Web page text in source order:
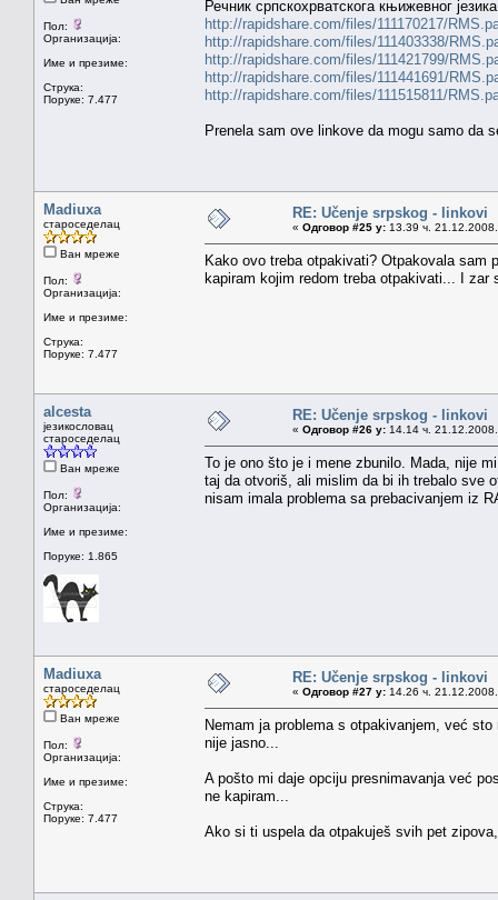
Пол:
Организација:
Име и презиме:
Струка:
Поруке: 7.477
Речник српскохрватскога књижевног
http://rapidshare.com/files/111170217/
http://rapidshare.com/files/111403338/
http://rapidshare.com/files/111421799/
http://rapidshare.com/files/111441691/
http://rapidshare.com/files/111515811/
Prenela sam ove linkove da mogu samo da
Madiuxa
староседелац
Ван мреже
Пол:
Организација:
Име и презиме:
Струка:
Поруке: 7.477
RE: Učenje srpskog - linkovi
« Одговор #25 у: 13.39 ч.
Kako ovo treba otpakivati? Otpakovala sam
kapiram kojim redom treba otpakivati... I zar
alcesta
језикословац
староседелац
Ван мреже
Пол:
Организација:
Име и презиме:
Поруке: 1.865
RE: Učenje srpskog - linkovi
« Одговор #26 у: 14.14 ч.
To je ono što je i mene zbunilo. Mada, nije
taj da otvoriš, ali mislim da bi ih trebalo sve
nisam imala problema sa prebacivanjem iz
Madiuxa
староседелац
Ван мреже
Пол:
Организација:
Име и презиме:
Струка:
Поруке: 7.477
RE: Učenje srpskog - linkovi
« Одговор #27 у: 14.26 ч.
Nemam ja problema s otpakivanjem, već
nije jasno...
A pošto mi daje opciju presnimavanja već
ne kapiram...
Ako si ti uspela da otpakuješ svih pet